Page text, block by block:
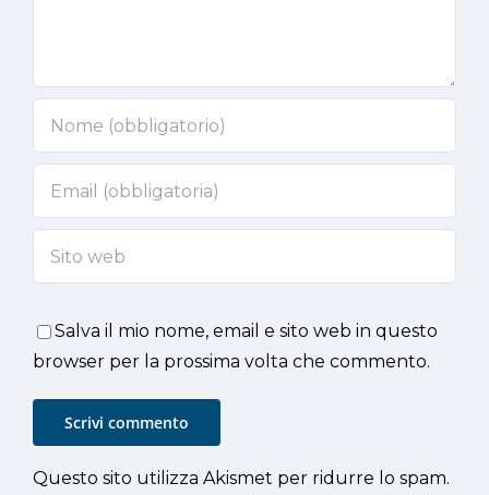
Salva il mio nome, email e sito web in questo
browser per la prossima volta che commento.
Questo sito utilizza Akismet per ridurre lo spam.